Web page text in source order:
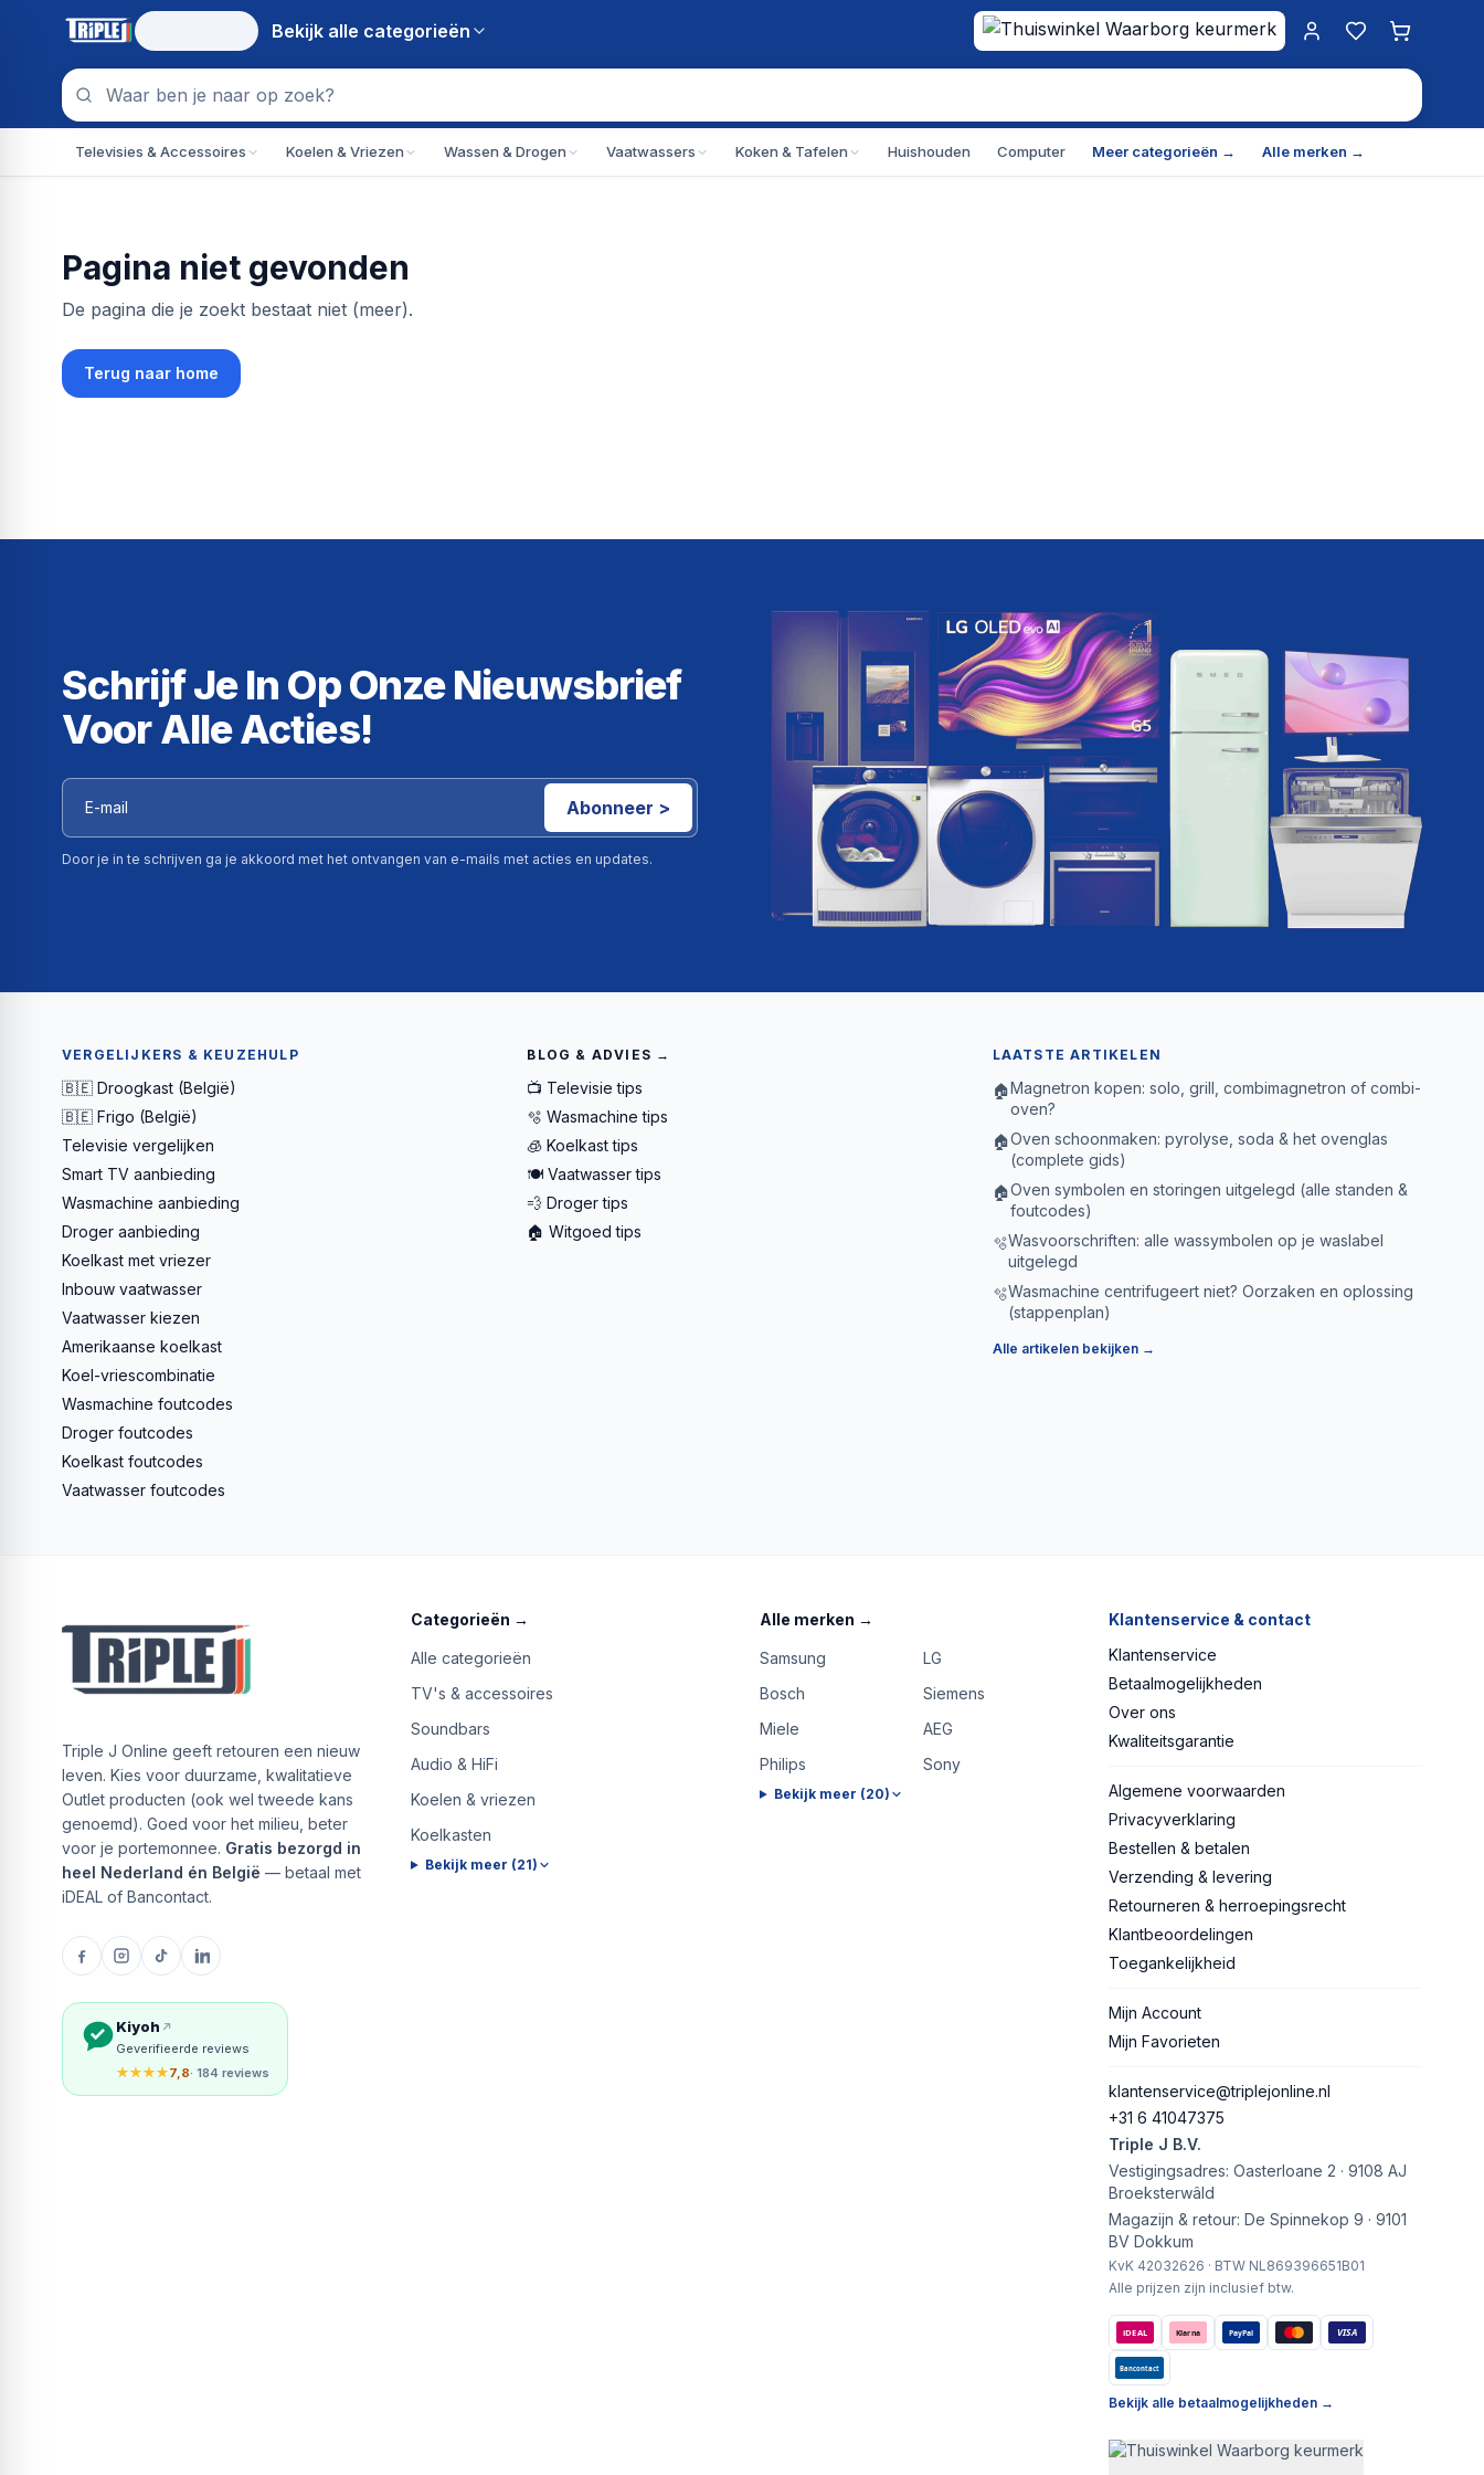
Bekijk alle categorieën
Mijn account
Favorieten
Televisies & Accessoires Koelen & Vriezen Wassen & Drogen Vaatwassers Koken & Tafelen Huishouden Computer Meer categorieën → Alle merken →
Pagina niet gevonden
De pagina die je zoekt bestaat niet (meer).
Terug naar home
Schrijf Je In Op Onze Nieuwsbrief
Voor Alle Acties!
Abonneer >
Door je in te schrijven ga je akkoord met het ontvangen van e-mails met acties en updates.
VERGELIJKERS & KEUZEHULP
🇧🇪 Droogkast (België)
🇧🇪 Frigo (België)
Televisie vergelijken
Smart TV aanbieding
Wasmachine aanbieding
Droger aanbieding
Koelkast met vriezer
Inbouw vaatwasser
Vaatwasser kiezen
Amerikaanse koelkast
Koel-vriescombinatie
Wasmachine foutcodes
Droger foutcodes
Koelkast foutcodes
Vaatwasser foutcodes
BLOG & ADVIES →
📺 Televisie tips
🫧 Wasmachine tips
🧊 Koelkast tips
🍽️ Vaatwasser tips
💨 Droger tips
🏠 Witgoed tips
LAATSTE ARTIKELEN
🏠Magnetron kopen: solo, grill, combimagnetron of combi-
oven?
🏠Oven schoonmaken: pyrolyse, soda & het ovenglas
(complete gids)
🏠Oven symbolen en storingen uitgelegd (alle standen &
foutcodes)
🫧Wasvoorschriften: alle wassymbolen op je waslabel
uitgelegd
🫧Wasmachine centrifugeert niet? Oorzaken en oplossing
(stappenplan)
Alle artikelen bekijken →
Triple J Online geeft retouren een nieuw
leven. Kies voor duurzame, kwalitatieve
Outlet producten (ook wel tweede kans
genoemd). Goed voor het milieu, beter
voor je portemonnee. Gratis bezorgd in
heel Nederland én België — betaal met
iDEAL of Bancontact.
Kiyoh
Geverifieerde reviews
★★★★7,8· 184 reviews
Categorieën →
Alle categorieën
TV's & accessoires
Soundbars
Audio & HiFi
Koelen & vriezen
Koelkasten
Bekijk meer (21)
Alle merken →
Samsung
LG
Bosch
Siemens
Miele
AEG
Philips
Sony
Bekijk meer (20)
Klantenservice & contact
Klantenservice
Betaalmogelijkheden
Over ons
Kwaliteitsgarantie
Algemene voorwaarden
Privacyverklaring
Bestellen & betalen
Verzending & levering
Retourneren & herroepingsrecht
Klantbeoordelingen
Toegankelijkheid
Mijn Account
Mijn Favorieten
klantenservice@triplejonline.nl
+31 6 41047375
Triple J B.V.
Vestigingsadres: Oasterloane 2 · 9108 AJ
Broeksterwâld
Magazijn & retour: De Spinnekop 9 · 9101
BV Dokkum
KvK 42032626 · BTW NL869396651B01
Alle prijzen zijn inclusief btw.
iDEAL Klarna PayPal VISA
Bancontact
Bekijk alle betaalmogelijkheden →